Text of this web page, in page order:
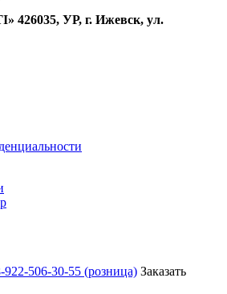
426035, УР, г. Ижевск, ул.
922-506-30-55 (розница) Заказать